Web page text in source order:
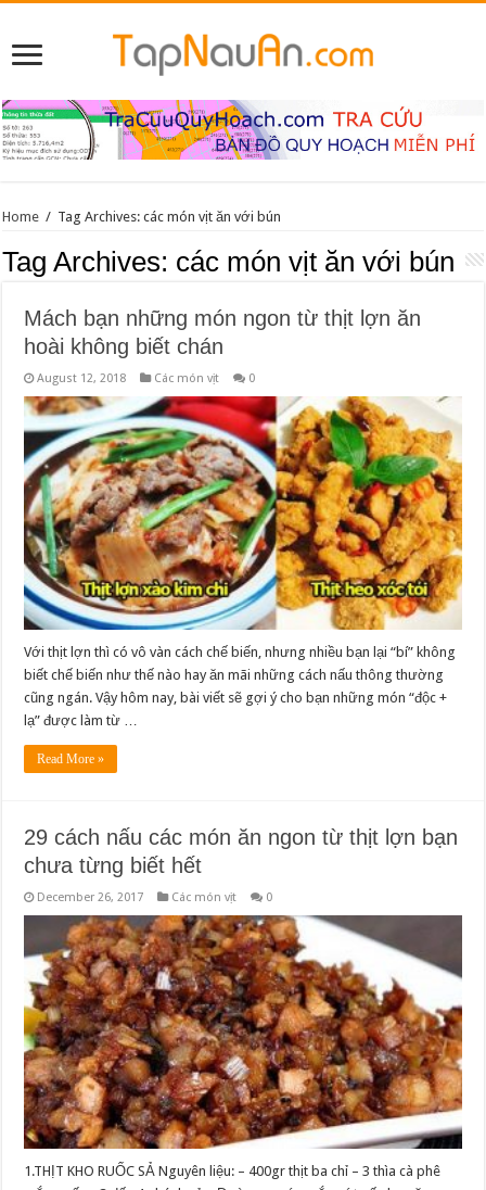
Home / Tag Archives: các món vịt ăn với bún
Tag Archives: các món vịt ăn với bún
Mách bạn những món ngon từ thịt lợn ăn
hoài không biết chán
August 12, 2018 Các món vịt 0
Với thịt lợn thì có vô vàn cách chế biến, nhưng nhiều bạn lại “bí” không
biết chế biến như thế nào hay ăn mãi những cách nấu thông thường
cũng ngán. Vậy hôm nay, bài viết sẽ gợi ý cho bạn những món “độc +
lạ” được làm từ …
Read More »
29 cách nấu các món ăn ngon từ thịt lợn bạn
chưa từng biết hết
December 26, 2017 Các món vịt 0
1.THỊT KHO RUỐC SẢ Nguyên liệu: – 400gr thịt ba chỉ – 3 thìa cà phê